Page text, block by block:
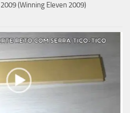
(Winning Eleven 2009)